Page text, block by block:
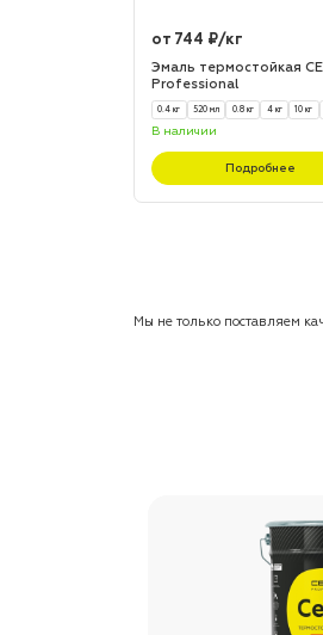
от 744 ₽/кг
Эмаль термостойкая
Professional
0.4 кг 520 мл 0.8 кг 4 кг 10 кг
В наличии
Подробнее
Мы не только поставляем